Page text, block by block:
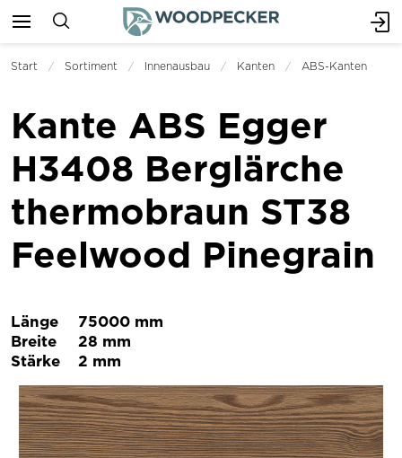
Start Sortiment Innenausbau Kanten ABS-Kanten
Kante ABS Egger
H3408 Berglärche
thermobraun ST38
Feelwood Pinegrain
Länge
75000 mm
Breite
28 mm
Stärke
2 mm